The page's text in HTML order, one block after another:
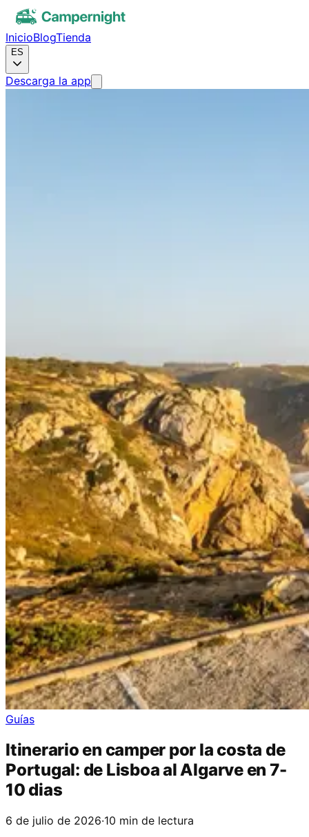
InicioBlogTienda
ES
Descarga la app
Guías
Itinerario en camper por la costa de
Portugal: de Lisboa al Algarve en 7-
10 dias
6 de julio de 2026·10 min de lectura